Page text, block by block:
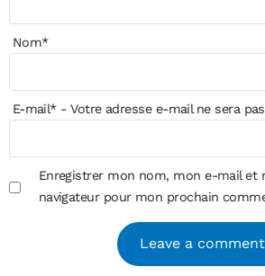
Nom*
E-mail*- Votre adresse e-mail ne sera
Enregistrer mon nom, mon e-mail et
navigateur pour mon prochain